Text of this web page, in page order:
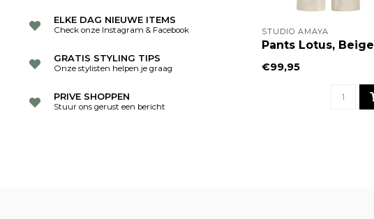
ELKE DAG NIEUWE ITEMS
Check onze Instagram & Facebook
GRATIS STYLING TIPS
Onze stylisten helpen je graag
PRIVE SHOPPEN
Stuur ons gerust een bericht
STUDIO AMAYA
Pants Lotus, Beige
€99,95